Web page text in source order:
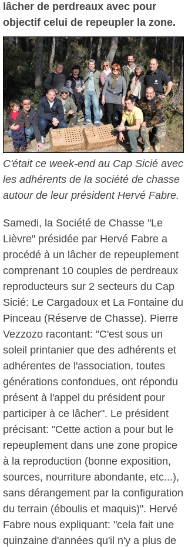
lâcher de perdreaux avec pour
objectif celui de repeupler la zone.
C'était ce week-end au Cap Sicié avec
les adhérents de la société de chasse
autour de leur président Hervé Fabre.
Samedi, la Société de Chasse "Le
Lièvre" présidée par Hervé Fabre a
procédé à un lâcher de repeuplement
comprenant 10 couples de perdreaux
reproducteurs sur 2 secteurs du Cap
Sicié: Le Cargadoux et La Fontaine du
Pinceau (Réserve de Chasse). Pierre
Vezzozo racontant: "C'est sous un
soleil printanier que des adhérents et
adhérentes de l'association, toutes
générations confondues, ont répondu
présent à l'appel du président pour
participer à ce lâcher". Le président
précisant: "Cette action a pour but le
repeuplement dans une zone propice
à la reproduction (bonne exposition,
sources, nourriture abondante, etc...),
sans dérangement par la configuration
du terrain (éboulis et maquis)". Hervé
Fabre nous expliquant: "cela fait une
quinzaine d'années qu'il n'y a plus de